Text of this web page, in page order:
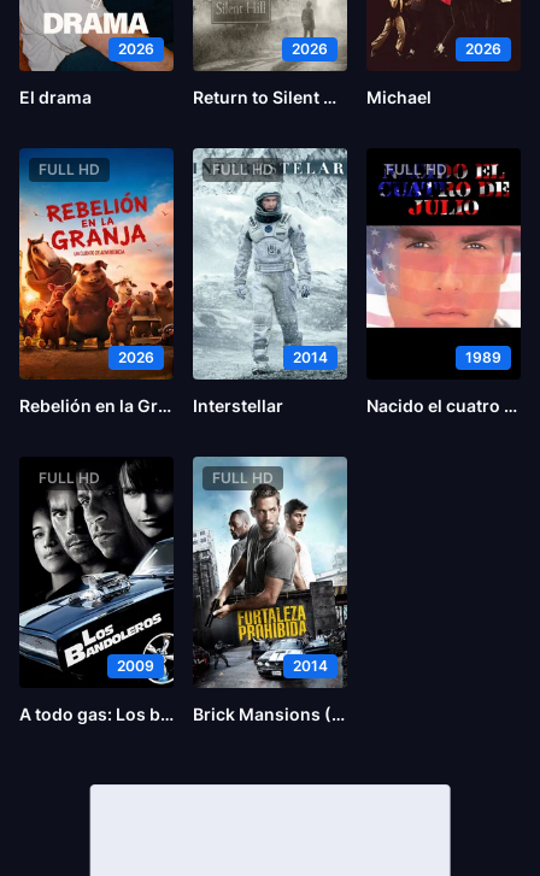
2026
El drama
2026
Return to Silent Hill
2026
Michael
FULL HD
2026
Rebelión en la Granja
FULL HD
2014
Interstellar
FULL HD
1989
Nacido el cuatro de julio
FULL HD
2009
A todo gas: Los bandoleros
FULL HD
2014
Brick Mansions (La fortaleza)